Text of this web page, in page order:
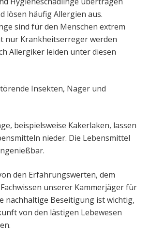
lösen häufig Allergien aus.
sind für den Menschen extrem
nur Krankheitserreger werden
Allergiker leiden unter diesen
Insekten, Nager und
beispielsweise Kakerlaken, lassen
nieder. Die Lebensmittel
den Erfahrungswerten, dem
unserer Kammerjäger für
nachhaltige Beseitigung ist wichtig,
von den lästigen Lebewesen